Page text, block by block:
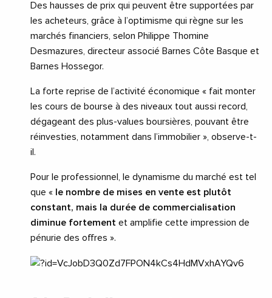
Des hausses de prix qui peuvent être supportées par
les acheteurs, grâce à l’optimisme qui règne sur les
marchés financiers, selon Philippe Thomine
Desmazures, directeur associé Barnes Côte Basque et
Barnes Hossegor.
La forte reprise de l’activité économique « fait monter
les cours de bourse à des niveaux tout aussi record,
dégageant des plus-values boursières, pouvant être
réinvesties, notamment dans l’immobilier », observe-t-
il.
Pour le professionnel, le dynamisme du marché est tel
que « le nombre de mises en vente est plutôt
constant, mais la durée de commercialisation
diminue fortement et amplifie cette impression de
pénurie des offres ».